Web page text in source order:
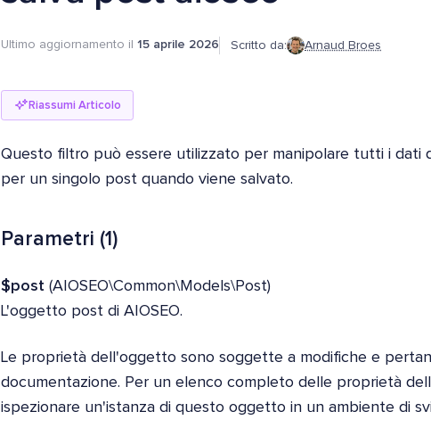
Ultimo aggiornamento il 15 aprile 2026 Scritto da: Arnaud Broes
Riassumi Articolo
Questo filtro può essere utilizzato per manipolare tutti i dati
per un singolo post quando viene salvato.
Parametri (1)
$post (AIOSEO\Common\Models\Post)
L'oggetto post di AIOSEO.
Le proprietà dell'oggetto sono soggette a modifiche e
documentazione. Per un elenco completo delle proprietà
ispezionare un'istanza di questo oggetto in un ambiente di